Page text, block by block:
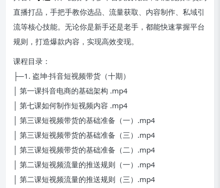
直播打品，手把手教你选品、流量获取、内容制作、私域引
流等核心技能。无论你是新手还是老手，都能快速掌握平台
规则，打造爆款内容，实现高效变现。
课程目录：
├─1. 盗坤·抖音短视频带货（十期）
│ 第一课抖音电商的基础架构 .mp4
│ 第七课如何制作短视频内容 .mp4
│ 第三课短视频带货的基础准备（一）.mp4
│ 第三课短视频带货的基础准备（三）.mp4
│ 第三课短视频带货的基础准备（二）.mp4
│ 第二课短视频流量的推送规则（一）.mp4
│ 第二课短视频流量的推送规则（三）.mp4